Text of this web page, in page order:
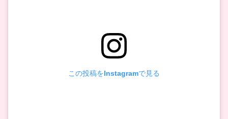
この投稿をInstagramで見る